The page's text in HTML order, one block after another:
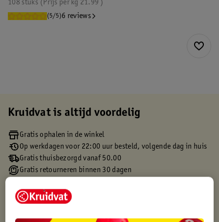
108 stuks 21.99
Prijs per kg
(5/5)6 reviews
Kruidvat is altijd voordelig
Gratis ophalen in de winkel
Op werkdagen voor 22:00 uur besteld, volgende dag in huis
Gratis thuisbezorgd vanaf 50.00
Gratis retourneren binnen 30 dagen